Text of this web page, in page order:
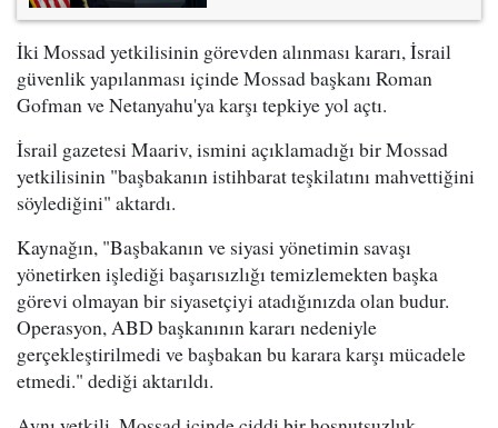
İki Mossad yetkilisinin görevden alınması kararı, İsrail
güvenlik yapılanması içinde Mossad başkanı Roman
Gofman ve Netanyahu'ya karşı tepkiye yol açtı.
İsrail gazetesi Maariv, ismini açıklamadığı bir Mossad
yetkilisinin "başbakanın istihbarat teşkilatını mahvettiğini
söylediğini" aktardı.
Kaynağın, "Başbakanın ve siyasi yönetimin savaşı
yönetirken işlediği başarısızlığı temizlemekten başka
görevi olmayan bir siyasetçiyi atadığınızda olan budur.
Operasyon, ABD başkanının kararı nedeniyle
gerçekleştirilmedi ve başbakan bu karara karşı mücadele
etmedi." dediği aktarıldı.